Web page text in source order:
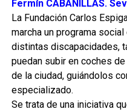
Fermín CABANILLAS.
La Fundación Carlos
marcha un programa
distintas discapacidades,
puedan subir en coches
de la ciudad, guiándolos
especializado.
Se trata de una iniciativa